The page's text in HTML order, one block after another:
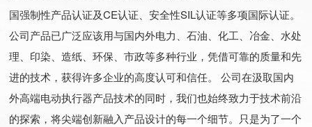
国强制性产品认证及CE认证、安全性SIL认证等多项国际认证。
公司产品已广泛应该用与国内外电力、石油、化工、冶金、水处
理、印染、造纸、环保、市政等多种行业，凭借可靠的质量和先
进的技术，获得许多企业的高度认可和信任。 公司在汲取国内
外高端电动执行器产品技术的同时，我们也始终致力于技术前沿
的探索，将尖端创新融入产品设计的每一个细节。只是为了一个